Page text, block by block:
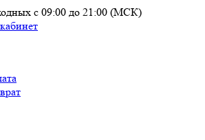
с 09:00 до 21:00 (МСК)